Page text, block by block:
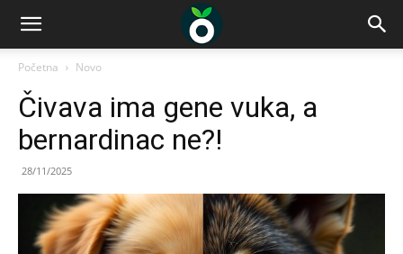
Početna Novo
Čivava ima gene vuka, a
bernardinac ne?!
28/11/2025